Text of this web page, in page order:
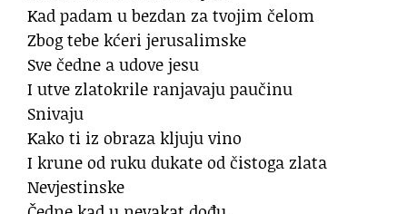
Kad padam u bezdan za tvojim čelom
Zbog tebe kćeri jerusalimske
Sve čedne a udove jesu
I utve zlatokrile ranjavaju paučinu
Snivaju
Kako ti iz obraza kljuju vino
I krune od ruku dukate od čistoga zlata
Nevjestinske